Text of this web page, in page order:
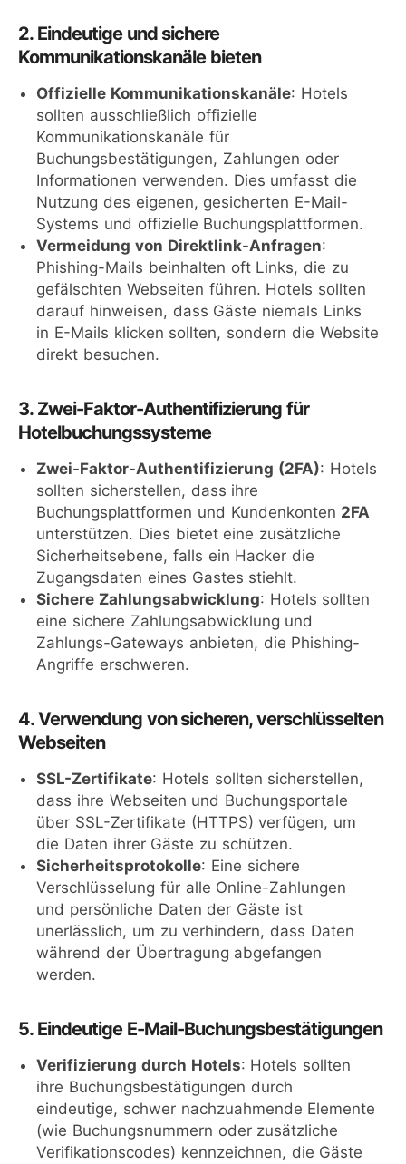
2. Eindeutige und sichere
Kommunikationskanäle bieten
Offizielle Kommunikationskanäle: Hotels
sollten ausschließlich offizielle
Kommunikationskanäle für
Buchungsbestätigungen, Zahlungen oder
Informationen verwenden. Dies umfasst die
Nutzung des eigenen, gesicherten E-Mail-
Systems und offizielle Buchungsplattformen.
Vermeidung von Direktlink-Anfragen:
Phishing-Mails beinhalten oft Links, die zu
gefälschten Webseiten führen. Hotels sollten
darauf hinweisen, dass Gäste niemals Links
in E-Mails klicken sollten, sondern die Website
direkt besuchen.
3. Zwei-Faktor-Authentifizierung für
Hotelbuchungssysteme
Zwei-Faktor-Authentifizierung (2FA): Hotels
sollten sicherstellen, dass ihre
Buchungsplattformen und Kundenkonten 2FA
unterstützen. Dies bietet eine zusätzliche
Sicherheitsebene, falls ein Hacker die
Zugangsdaten eines Gastes stiehlt.
Sichere Zahlungsabwicklung: Hotels sollten
eine sichere Zahlungsabwicklung und
Zahlungs-Gateways anbieten, die Phishing-
Angriffe erschweren.
4. Verwendung von sicheren, verschlüsselten
Webseiten
SSL-Zertifikate: Hotels sollten sicherstellen,
dass ihre Webseiten und Buchungsportale
über SSL-Zertifikate (HTTPS) verfügen, um
die Daten ihrer Gäste zu schützen.
Sicherheitsprotokolle: Eine sichere
Verschlüsselung für alle Online-Zahlungen
und persönliche Daten der Gäste ist
unerlässlich, um zu verhindern, dass Daten
während der Übertragung abgefangen
werden.
5. Eindeutige E-Mail-Buchungsbestätigungen
Verifizierung durch Hotels: Hotels sollten
ihre Buchungsbestätigungen durch
eindeutige, schwer nachzuahmende Elemente
(wie Buchungsnummern oder zusätzliche
Verifikationscodes) kennzeichnen, die Gäste